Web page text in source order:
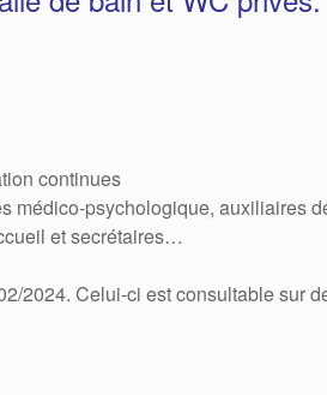
continues
médico-psychologique, auxiliaires
et secrétaires…
2024. Celui-ci est consultable sur